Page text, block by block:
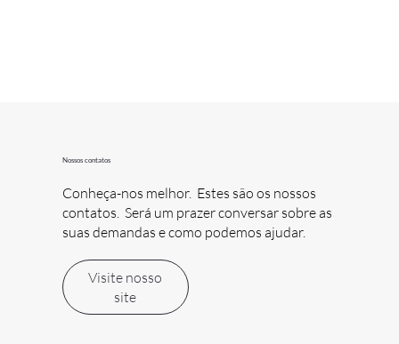
Nossos contatos
Conheça-nos melhor. Estes são os nossos
contatos. Será um prazer conversar sobre as
suas demandas e como podemos ajudar.
Visite nosso
site